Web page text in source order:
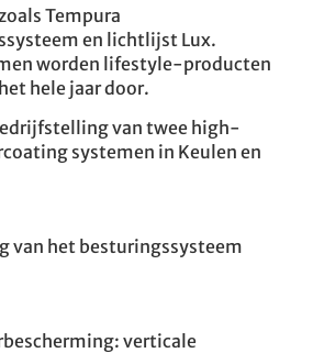
Tempura
en lichtlijst Lux.
worden lifestyle-producten
hele jaar door.
van twee high-
systemen in Keulen en
van het besturingssysteem
verticale